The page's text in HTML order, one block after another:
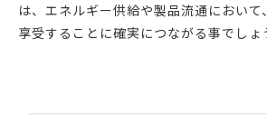
は、エネルギー供給や製品流通において
享受することに確実につながる事でしょ